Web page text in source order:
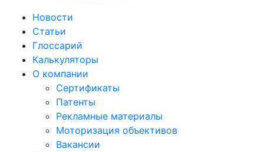
Новости
Статьи
Глоссарий
Калькуляторы
О компании
Сертификаты
Патенты
Рекламные материалы
Моторизация объективов
Вакансии